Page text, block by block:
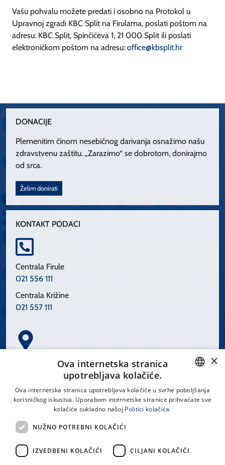
Vašu pohvalu možete predati i osobno na Protokol u
Upravnoj zgradi KBC Split na Firulama, poslati poštom na
adresu: KBC Split, Spinčićeva 1, 21 000 Split ili poslati
elektroničkom poštom na adresu: office@kbsplit.hr
DONACIJE
Plemenitim činom nesebičnog darivanja osnažimo našu
zdravstvenu zaštitu. „Zarazimo“ se dobrotom, donirajmo
od srca.
Želim donirati
KONTAKT PODACI
Centrala Firule
021 556 111
Centrala Križine
021 557 111
Spinčićeva 1, 21000 Split
LINKOVI
CROATIAN
×
Ova internetska stranica
upotrebljava kolačiće.
Ova internetska stranica upotrebljava kolačiće u svrhe poboljšanja
korisničkog iskustva. Uporabom internetske stranice prihvaćate sve
kolačiće sukladno našoj Politici kolačića.
NUŽNO POTREBNI KOLAČIĆI
IZVEDBENI KOLAČIĆI CILJANI KOLAČIĆI